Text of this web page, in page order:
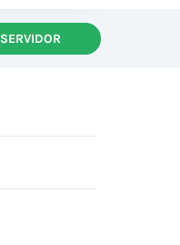
SERVIDOR